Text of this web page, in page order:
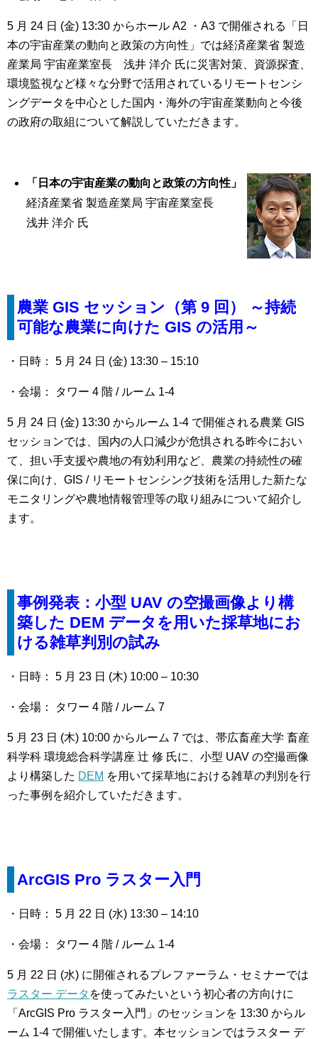
5 月 24 日 (金) 13:30 からホール A2 ・A3 で開催される「日
本の宇宙産業の動向と政策の方向性」では経済産業省 製造
産業局 宇宙産業室長 浅井 洋介 氏に災害対策、資源探査、
環境監視など様々な分野で活用されているリモートセンシ
ングデータを中心とした国内・海外の宇宙産業動向と今後
の政府の取組について解説していただきます。
「日本の宇宙産業の動向と政策の方向性」
経済産業省 製造産業局 宇宙産業室長
浅井 洋介 氏
農業 GIS セッション（第 9 回） ～持続
可能な農業に向けた GIS の活用～
・日時： 5 月 24 日 (金) 13:30 – 15:10
・会場： タワー 4 階 / ルーム 1-4
5 月 24 日 (金) 13:30 からルーム 1-4 で開催される農業 GIS
セッションでは、国内の人口減少が危惧される昨今におい
て、担い手支援や農地の有効利用など、農業の持続性の確
保に向け、GIS / リモートセンシング技術を活用した新たな
モニタリングや農地情報管理等の取り組みについて紹介し
ます。
事例発表：小型 UAV の空撮画像より構
築した DEM データを用いた採草地にお
ける雑草判別の試み
・日時： 5 月 23 日 (木) 10:00 – 10:30
・会場： タワー 4 階 / ルーム 7
5 月 23 日 (木) 10:00 からルーム 7 では、帯広畜産大学 畜産
科学科 環境総合科学講座 辻 修 氏に、小型 UAV の空撮画像
より構築した DEM を用いて採草地における雑草の判別を行
った事例を紹介していただきます。
ArcGIS Pro ラスター入門
・日時： 5 月 22 日 (水) 13:30 – 14:10
・会場： タワー 4 階 / ルーム 1-4
5 月 22 日 (水) に開催されるプレファーラム・セミナーでは
ラスター データ を使ってみたいという初心者の方向けに
「ArcGIS Pro ラスター入門」のセッションを 13:30 からル
ーム 1-4 で開催いたします。本セッションではラスター デ